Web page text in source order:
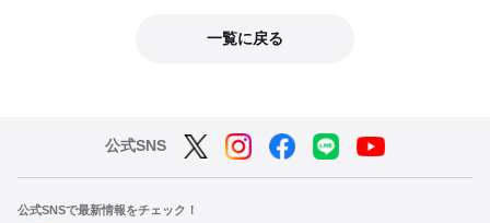
一覧に戻る
公式SNS
公式SNSで最新情報をチェック！